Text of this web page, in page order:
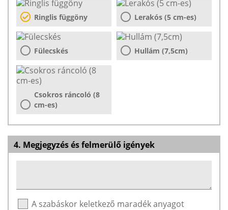
Ringlis függöny Lerakós (5 cm-es)
Fülecskés Hullám (7,5cm)
Csokros ráncoló (8
cm-es)
4. Megjegyzés és felmerülő igények
A szabáskor keletkező maradék anyagot